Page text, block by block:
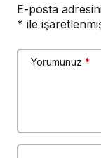
kapıdan içeri
başına ne
E-posta
* ile
Yorumunuz *